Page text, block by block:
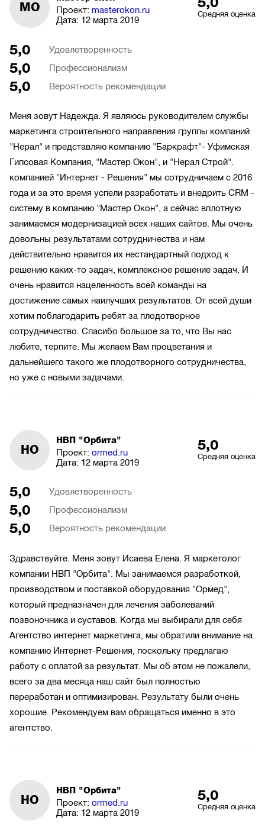
МО
Проект: masterokon.ru
Дата: 12 марта 2019
Средняя оценка
5,0 Удовлетворенность
5,0 Профессионализм
5,0 Вероятность рекомендации
Меня зовут Надежда. Я являюсь руководителем службы
маркетинга строительного направления группы компаний
"Нерал" и представляю компанию "Баркрафт"- Уфимская
Гипсовая Компания, "Мастер Окон", и "Нерал Строй".
компанией "Интернет - Решения" мы сотрудничаем с 2016
года и за это время успели разработать и внедрить CRM -
систему в компанию "Мастер Окон", а сейчас вплотную
занимаемся модернизацией всех наших сайтов. Мы очень
довольны результатами сотрудничества и нам
действительно нравится их нестандартный подход к
решению каких-то задач, комплексное решение задач. И
очень нравится нацеленность всей команды на
достижение самых наилучших результатов. От всей души
хотим поблагодарить ребят за плодотворное
сотрудничество. Спасибо большое за то, что Вы нас
любите, терпите. Мы желаем Вам процветания и
дальнейшего такого же плодотворного сотрудничества,
но уже с новыми задачами.
НО
НВП "Орбита"
Проект: ormed.ru
Дата: 12 марта 2019
5,0
Средняя оценка
5,0 Удовлетворенность
5,0 Профессионализм
5,0 Вероятность рекомендации
Здравствуйте. Меня зовут Исаева Елена. Я маркетолог
компании НВП "Орбита". Мы занимаемся разработкой,
производством и поставкой оборудования "Ормед",
который предназначен для лечения заболеваний
позвоночника и суставов. Когда мы выбирали для себя
Агентство интернет маркетинга, мы обратили внимание на
компанию Интернет-Решения, поскольку предлагаю
работу с оплатой за результат. Мы об этом не пожалели,
всего за два месяца наш сайт был полностью
переработан и оптимизирован. Результату были очень
хорошие. Рекомендуем вам обращаться именно в это
агентство.
НО
НВП "Орбита"
Проект: ormed.ru
Дата: 12 марта 2019
5,0
Средняя оценка